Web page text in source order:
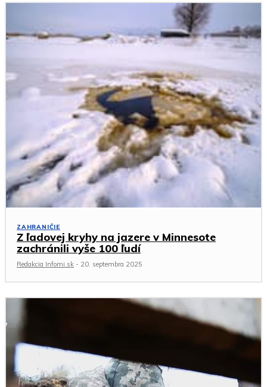
ZAHRANIČIE
Z ľadovej kryhy na jazere v Minnesote
zachránili vyše 100 ľudí
Redakcia Infomi.sk - 20. septembra 2025